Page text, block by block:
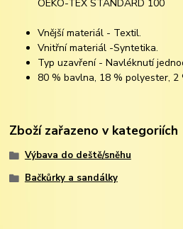
OEKO-TEX STANDARD 100
Vnější materiál - Textil.
Vnitřní materiál -Syntetika.
Typ uzavření -Navléknutí
80 % bavlna, 18 % polyester, 2
Zboží zařazeno v kategoriích
Výbava do deště/sněhu
Bačkůrky a sandálky